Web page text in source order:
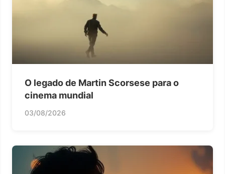
O legado de Martin Scorsese para o
cinema mundial
03/08/2026